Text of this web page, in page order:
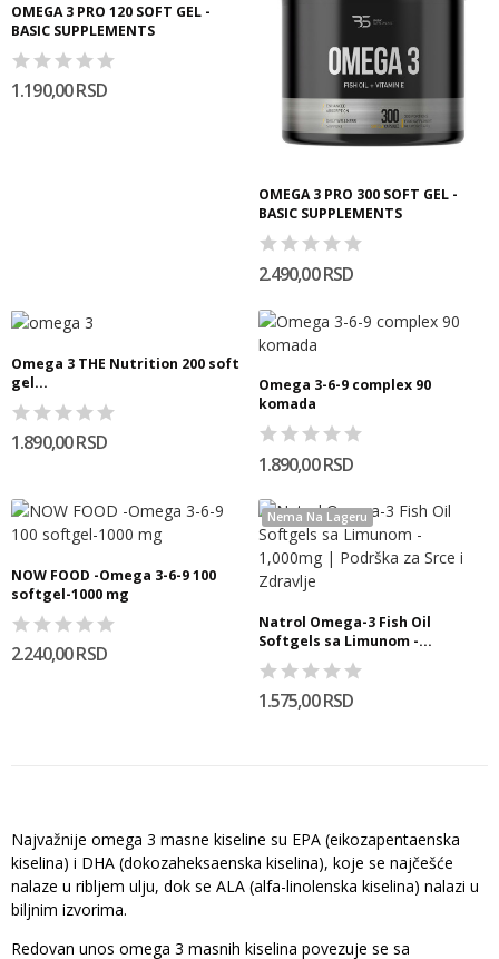
OMEGA 3 PRO 120 SOFT GEL -
BASIC SUPPLEMENTS
1.190,00 RSD
OMEGA 3 PRO 300 SOFT GEL -
BASIC SUPPLEMENTS
2.490,00 RSD
Omega 3 THE Nutrition 200 soft
gel...
1.890,00 RSD
Omega 3-6-9 complex 90
komada
1.890,00 RSD
NOW FOOD -Omega 3-6-9 100
softgel-1000 mg
2.240,00 RSD
Nema Na Lageru
Natrol Omega-3 Fish Oil
Softgels sa Limunom -...
1.575,00 RSD
Najvažnije omega 3 masne kiseline su EPA (eikozapentaenska
kiselina) i DHA (dokozaheksaenska kiselina), koje se najčešće
nalaze u ribljem ulju, dok se ALA (alfa-linolenska kiselina) nalazi u
biljnim izvorima.
Redovan unos omega 3 masnih kiselina povezuje se sa